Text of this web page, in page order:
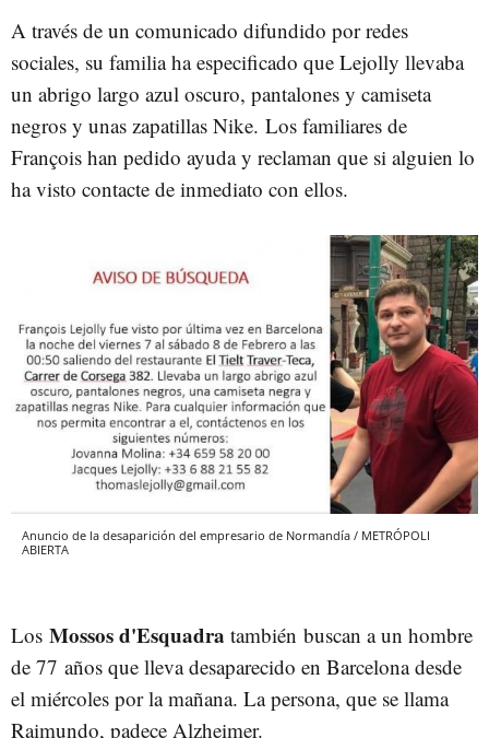
A través de un comunicado difundido por redes
sociales, su familia ha especificado que Lejolly llevaba
un abrigo largo azul oscuro, pantalones y camiseta
negros y unas zapatillas Nike. Los familiares de
François han pedido ayuda y reclaman que si alguien lo
ha visto contacte de inmediato con ellos.
Anuncio de la desaparición del empresario de Normandía / METRÓPOLI
ABIERTA
Los Mossos d'Esquadra también buscan a un hombre
de 77 años que lleva desaparecido en Barcelona desde
el miércoles por la mañana. La persona, que se llama
Raimundo, padece Alzheimer.